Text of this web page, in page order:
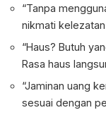
“Tanpa
nikmati
“Haus? Butuh
Rasa haus
“Jaminan uang
sesuai dengan